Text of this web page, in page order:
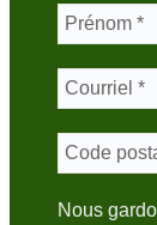
Nous